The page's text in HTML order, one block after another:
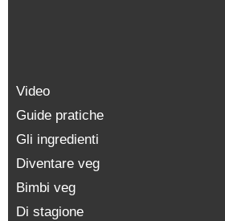
Video
Guide pratiche
Gli ingredienti
Diventare veg
Bimbi veg
Di stagione